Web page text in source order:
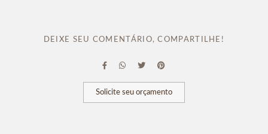
DEIXE SEU COMENTÁRIO, COMPARTILHE!
Solicite seu orçamento